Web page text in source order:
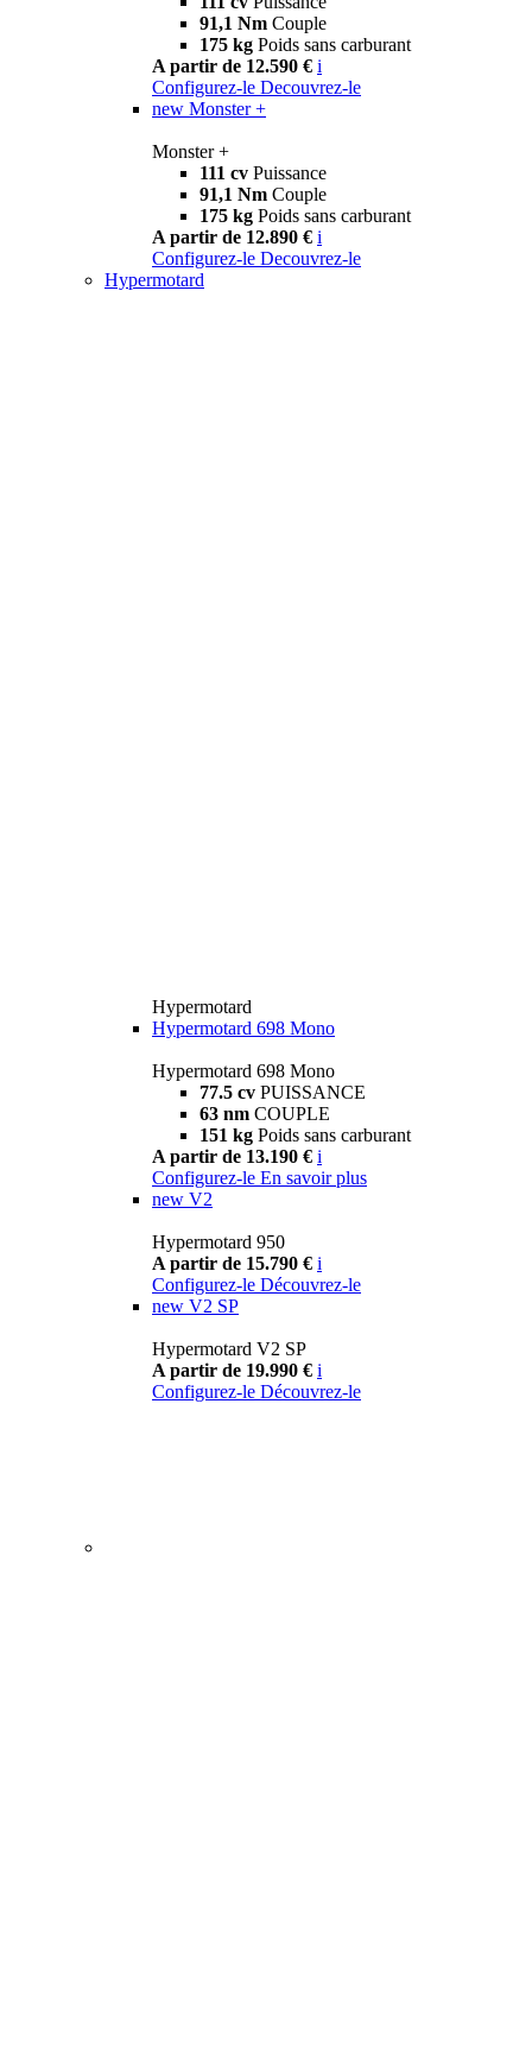
91,1 Nm Couple
175 kg Poids sans carburant
A partir de 12.590 € i
Configurez-le Decouvrez-le
new Monster +
Monster +
111 cv Puissance
91,1 Nm Couple
175 kg Poids sans carburant
A partir de 12.890 € i
Configurez-le Decouvrez-le
Hypermotard
Hypermotard
Hypermotard 698 Mono
Hypermotard 698 Mono
77.5 cv PUISSANCE
63 nm COUPLE
151 kg Poids sans carburant
A partir de 13.190 € i
Configurez-le En savoir plus
new V2
Hypermotard 950
A partir de 15.790 € i
Configurez-le Découvrez-le
new V2 SP
Hypermotard V2 SP
A partir de 19.990 € i
Configurez-le Découvrez-le